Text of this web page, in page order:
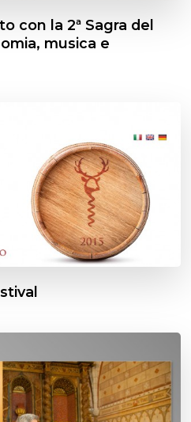
con la 2ª Sagra del
musica e